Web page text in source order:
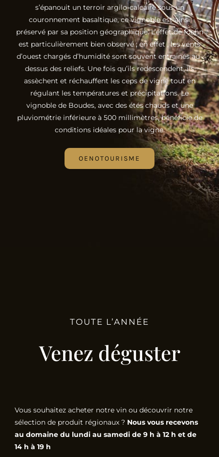
s’épanouit un terroir argilo-calcaire sous un
couronnement basaltique, ce vignoble est ainsi
préservé par sa position géographique. L’effet de foehn
est particulièrement bien observé ; en effet , les vents
d’ouest chargés d’humidité sont souvent entrainés au-
dessus des reliefs. Une fois qu’ils redescendent, ils
assèchent et réchauffent les ceps de vigne tout en
régulant les températures et précipitations. Le
vignoble de Boudes, avec des étés chauds et une
pluviométrie inférieure à 500 millimètres, bénéficie de
conditions idéales pour la vigne.
OENOTOURISME
TOUTE L’ANNÉE
Venez déguster
Vous souhaitez acheter notre vin ou découvrir notre
sélection de produit régionaux ? Nous vous recevons
au domaine du lundi au samedi de 9 h à 12 h et de
14 h à 19 h